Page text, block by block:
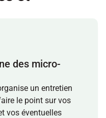
des micro-
un entretien
le point sur vos
vos éventuelles